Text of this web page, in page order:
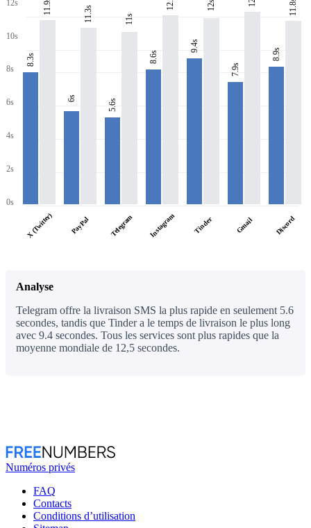
12s
10s
8s
6s
4s
2s
0s
8.3s
11.9s
X (Twitter)
6s
11.3s
PayPal
5.6s
11s
Telegram
8.6s
Instagram
9.4s
12s
Tinder
7.9s
Gmail
8.9s
11.8s
Discord
Analyse
Telegram offre la livraison SMS la plus rapide en seulement 5.6
secondes, tandis que Tinder a le temps de livraison le plus long
avec 9.4 secondes. Tous les services sont plus rapides que la
moyenne mondiale de 12,5 secondes.
Numéros privés
FAQ
Contacts
Conditions d’utilisation